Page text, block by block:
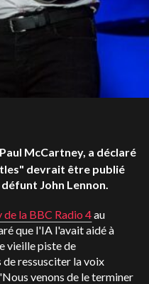
McCartney, a déclaré
devrait être publié
John Lennon.
de la BBC Radio 4au
que l'IA l'avait aidé à
vieille piste de
ressusciter la voix
venons de le terminer